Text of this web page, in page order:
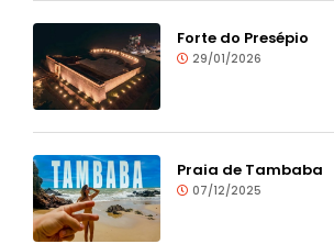
Forte do Presépio
29/01/2026
Praia de Tambaba
07/12/2025